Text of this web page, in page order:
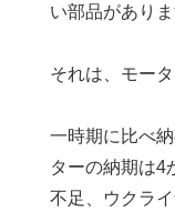
い部品がありま
それは、モータ
一時期に比べ
ターの納期は4
不足、ウクラ